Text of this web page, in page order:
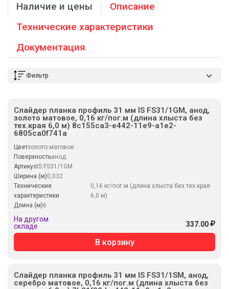
Наличие и цены
Описание
Технические характеристики
Документация
Фильтр
Слайдер планка профиль 31 мм IS FS31/1GM, анод,
золото матовое, 0,16 кг/пог.м (длина хлыста без
тех.края 6,0 м) 8c155ca3-e442-11e9-a1e2-
6805ca0f741a
Цветзолото матовое
Поверхностьанод
Артикул IS FS31/1GM
Ширина (м)0,032
Технические
характеристики
0,16 кг/пог.м (длина хлыста без тех.края
6,0 м)
Длина (м)6
На другом
складе
337.00
В корзину
Слайдер планка профиль 31 мм IS FS31/1SM, анод,
серебро матовое, 0,16 кг/пог.м (длина хлыста без